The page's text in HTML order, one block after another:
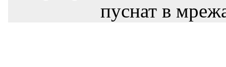
пуснат в